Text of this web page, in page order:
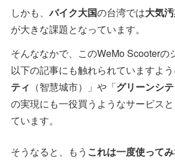
しかも、バイク大国の台湾では大気
が大きな課題となっています。
そんななかで、このWeMo Scooterの
以下の記事にも触れられていますよ
ティ （智慧城市）」や「グリーンシ
の実現にも一役買うようなサービス
ています。
そうなると、もう これは一度使って